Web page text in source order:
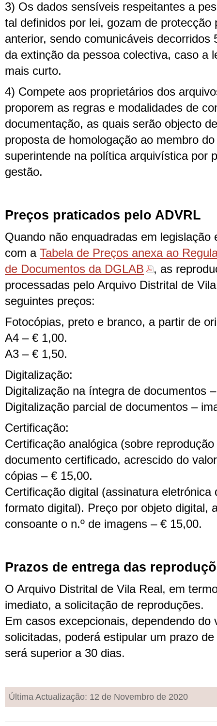
3) Os dados sensíveis respeitantes a
tal definidos por lei, gozam de protecção
anterior, sendo comunicáveis decorridos
da extinção da pessoa colectiva, caso a
mais curto.
4) Compete aos proprietários dos
proporem as regras e modalidades de
documentação, as quais serão objecto
proposta de homologação ao membro
superintende na política arquivística por
gestão.
Preços praticados pelo ADVRL
Quando não enquadradas em legislação
com a Tabela de Preços anexa ao
de Documentos da DGLAB
, as
processadas pelo Arquivo Distrital de
seguintes preços:
Fotocópias, preto e branco, a partir de
A4 – € 1,00.
A3 – € 1,50.
Digitalização:
Digitalização na íntegra de documentos
Digitalização parcial de documentos –
Certificação:
Certificação analógica (sobre
documento certificado, acrescido do
cópias – € 15,00.
Certificação digital (assinatura eletrónica
formato digital). Preço por objeto digital,
consoante o n.º de imagens – € 15,00.
Prazos de entrega das
O Arquivo Distrital de Vila Real, em
imediato, a solicitação de reproduções.
Em casos excepcionais, dependendo do
solicitadas, poderá estipular um prazo
será superior a 30 dias.
Última Actualização: 12 de Novembro de 2020